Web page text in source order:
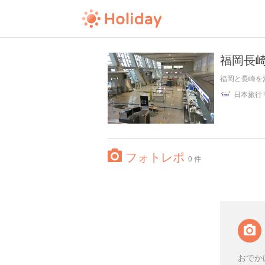
福岡長
福岡と長崎
フォトレポ 0 件
おで